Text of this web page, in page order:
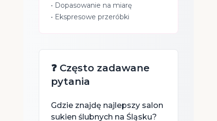
• Dopasowanie na miarę
• Ekspresowe przeróbki
❓ Często zadawane
pytania
Gdzie znajdę najlepszy salon
sukien ślubnych na Śląsku?